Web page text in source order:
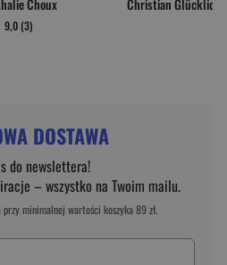
Choux
9,0 (3)
Christian Glücklich
DOSTAWA
do newslettera!
– wszystko na Twoim mailu.
przy minimalnej wartości koszyka 89 zł.